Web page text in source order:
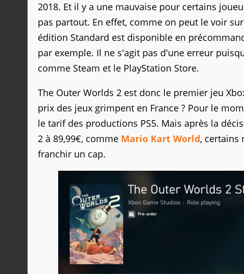
2018. Et il y a une mauvaise pour certains
pas partout. En effet, comme on peut le voir
édition Standard est disponible en
par exemple. Il ne s'agit pas d'une erreur
comme Steam et le PlayStation Store.
The Outer Worlds 2 est donc le premier jeu
prix des jeux grimpent en France ? Pour le
le tarif des productions PS5. Mais après la
2 à 89,99€, comme Mario Kart World, certains
franchir un cap.